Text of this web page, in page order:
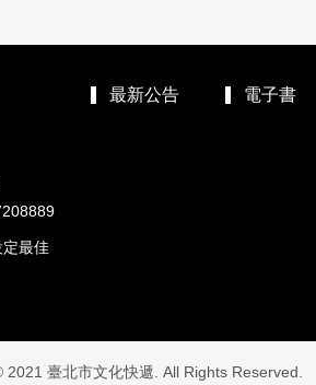
最佳
最新公告 電子書
2021 臺北市文化快遞. All Rights Reserved.